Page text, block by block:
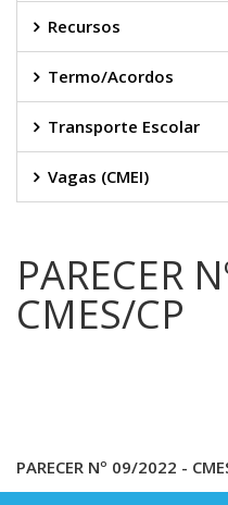
Recursos
Termo/Acordos
Transporte Escolar
Vagas (CMEI)
PARECER
CMES/CP
PARECER Nº 09/2022 -